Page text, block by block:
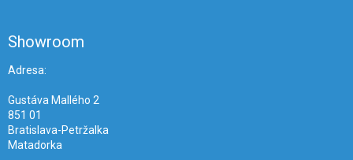
Showroom
Adresa:
Gustáva Mallého 2
851 01
Bratislava-Petržalka
Matadorka